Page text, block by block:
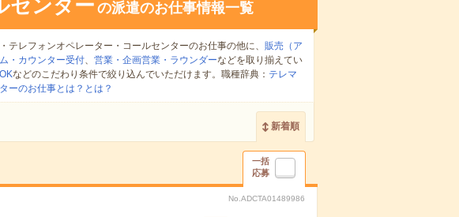
センター の派遣のお仕事情報一覧
レフォンオペレーター・コールセンターのお仕事の他に、 販売（ア
・カウンター受付、 営業・企画営業・ラウンダーなどを取り揃えてい
などのこだわり条件で絞り込んでいただけます。職種辞典： テレマ
ーのお仕事とは？とは？
新着順
一括
応募
No.ADCTA01489986